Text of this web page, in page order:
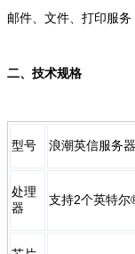
邮件、文件、打印服务
二、 技术规格
型号 浪潮英信服务
处理
器
支持2个英特